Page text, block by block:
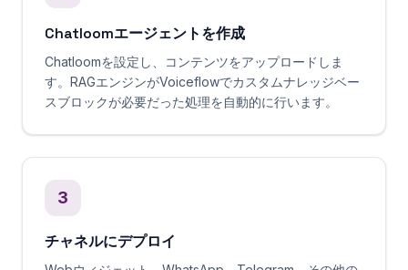
Chatloomエージェントを作成
Chatloomを設定し、コンテンツをアップロードしま
す。RAGエンジンがVoiceflowでカスタムナレッジベー
スブロックが必要だった処理を自動的に行います。
3
チャネルにデプロイ